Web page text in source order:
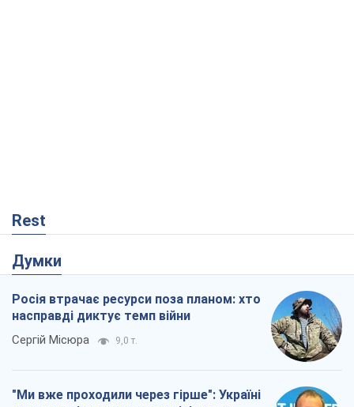
Rest
Думки
Росія втрачає ресурси поза планом: хто
насправді диктує темп війни
Сергій Місюра 9,0 т.
"Ми вже проходили через гірше": Україні